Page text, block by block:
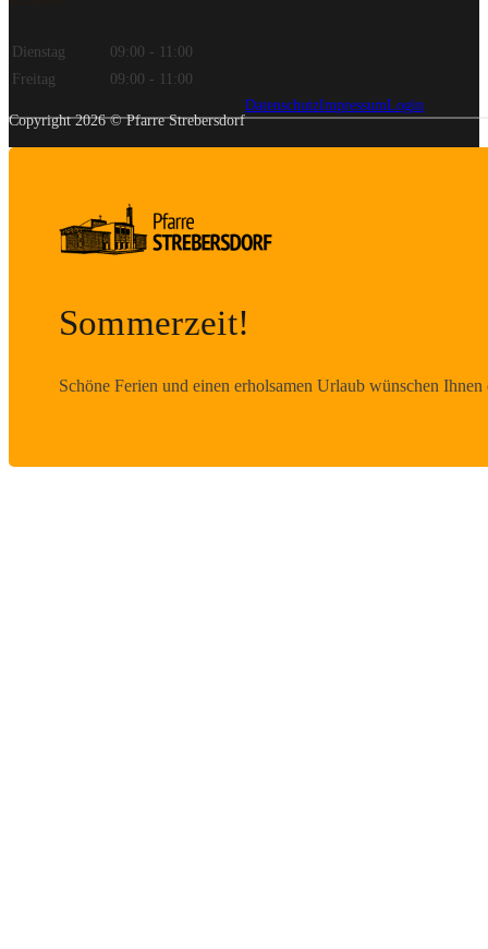
Dienstag
09:00 - 11:00
Freitag
09:00 - 11:00
Copyright 2026 © Pfarre Strebersdorf
DatenschutzImpressumLogin
Sommerzeit!
Schöne Ferien und einen erholsamen Urlaub wünschen